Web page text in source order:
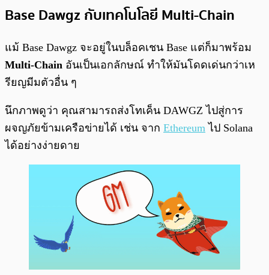
Base Dawgz กับเทคโนโลยี Multi-Chain
แม้ Base Dawgz จะอยู่ในบล็อคเชน Base แต่ก็มาพร้อม
Multi-Chain อันเป็นเอกลักษณ์ ทำให้มันโดดเด่นกว่าเห
รียญมีมตัวอื่น ๆ
นึกภาพดูว่า คุณสามารถส่งโทเค็น DAWGZ ไปสู่การ
ผจญภัยข้ามเครือข่ายได้ เช่น จาก Ethereum ไป Solana
ได้อย่างง่ายดาย